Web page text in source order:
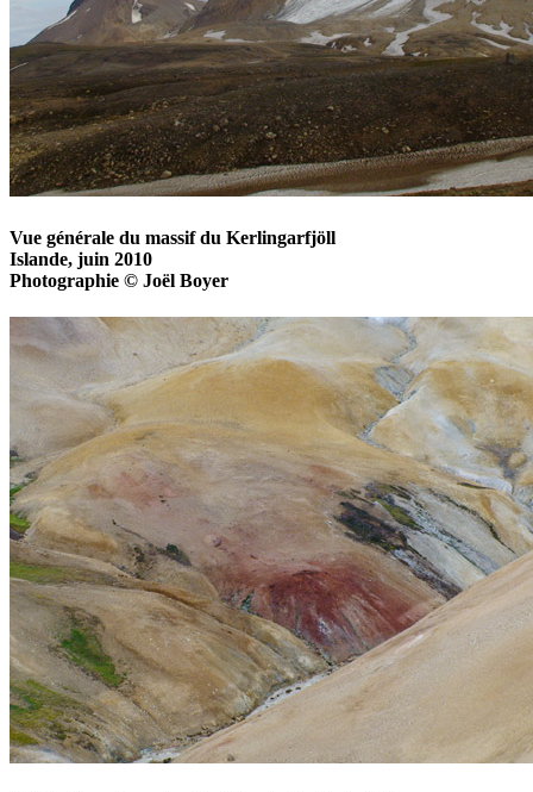
Vue générale du massif du Kerlingarfjöll
Islande, juin 2010
Photographie © Joël Boyer